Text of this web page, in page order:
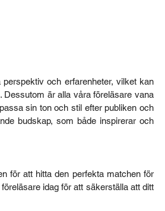
och erfarenheter, vilket kan
Dessutom är alla våra föreläsare vana
sin ton och stil efter publiken och
budskap, som både inspirerar och
för att hitta den perfekta matchen för
idag för att säkerställa att ditt